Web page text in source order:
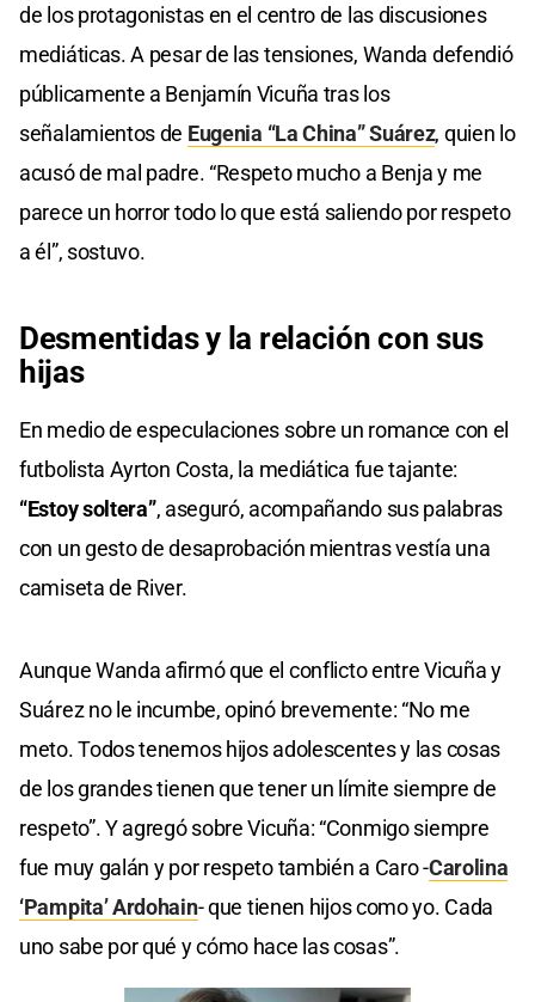
de los protagonistas en el centro de las discusiones
mediáticas. A pesar de las tensiones, Wanda defendió
públicamente a Benjamín Vicuña tras los
señalamientos de Eugenia “La China” Suárez, quien lo
acusó de mal padre. “Respeto mucho a Benja y me
parece un horror todo lo que está saliendo por respeto
a él”, sostuvo.
Desmentidas y la relación con sus
hijas
En medio de especulaciones sobre un romance con el
futbolista Ayrton Costa, la mediática fue tajante:
“Estoy soltera”, aseguró, acompañando sus palabras
con un gesto de desaprobación mientras vestía una
camiseta de River.
Aunque Wanda afirmó que el conflicto entre Vicuña y
Suárez no le incumbe, opinó brevemente: “No me
meto. Todos tenemos hijos adolescentes y las cosas
de los grandes tienen que tener un límite siempre de
respeto”. Y agregó sobre Vicuña: “Conmigo siempre
fue muy galán y por respeto también a Caro -Carolina
‘Pampita’ Ardohain- que tienen hijos como yo. Cada
uno sabe por qué y cómo hace las cosas”.